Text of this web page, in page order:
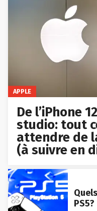
APPLE
De l’iPhone
studio: tout
attendre de
(à suivre en
PS5?